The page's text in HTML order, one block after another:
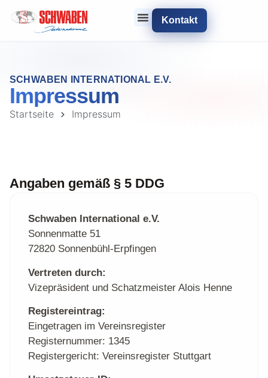
springen
Kontakt
SCHWABEN INTERNATIONAL E.V.
Impressum
Startseite Impressum
Angaben gemäß § 5 DDG
Schwaben International e.V.
Sonnenmatte 51
72820 Sonnenbühl-Erpfingen
Vertreten durch:
Vizepräsident und Schatzmeister Alois Henne
Registereintrag:
Eingetragen im Vereinsregister
Registernummer: 1345
Registergericht: Vereinsregister Stuttgart